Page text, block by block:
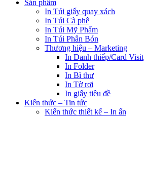
Sản phẩm
In Túi giấy quay xách
In Túi Cà phê
In Túi Mỹ Phẩm
In Túi Phân Bón
Thương hiệu – Marketing
In Danh thiếp/Card Visit
In Folder
In Bì thư
In Tờ rơi
In giấy tiêu đề
Kiến thức – Tin tức
Kiến thức thiết kế – In ấn